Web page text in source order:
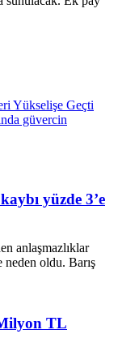
Yükselişe Geçti
güvercin
yüzde 3’e
anlaşmazlıklar
oldu. Barış
TL